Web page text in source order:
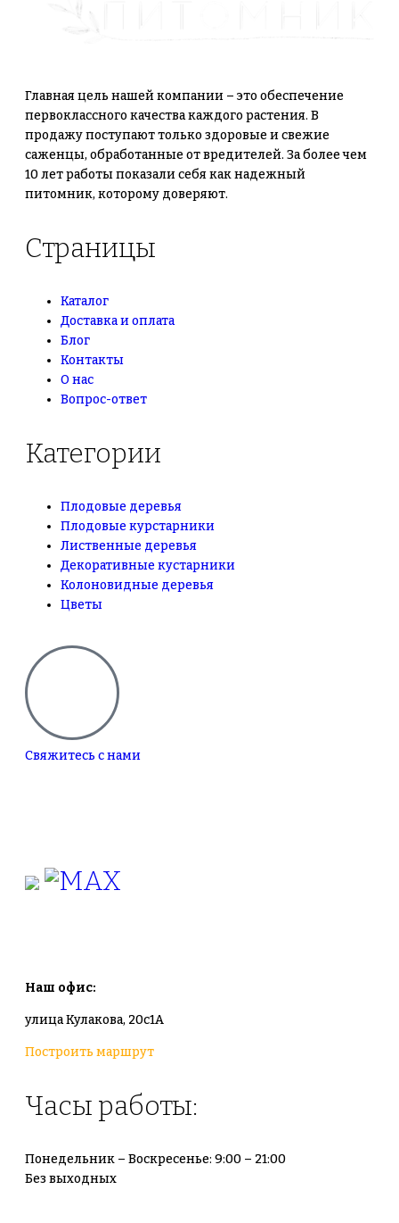
Главная цель нашей компании – это обеспечение
первоклассного качества каждого растения. В
продажу поступают только здоровые и свежие
саженцы, обработанные от вредителей. За более чем
10 лет работы показали себя как надежный
питомник, которому доверяют.
Страницы
Каталог
Доставка и оплата
Блог
Контакты
О нас
Вопрос-ответ
Категории
Плодовые деревья
Плодовые курстарники
Лиственные деревья
Декоративные кустарники
Колоновидные деревья
Цветы
Свяжитесь с нами
Наш офис:
улица Кулакова, 20с1А
Построить маршрут
Часы работы:
Понедельник – Воскресенье: 9:00 – 21:00
Без выходных